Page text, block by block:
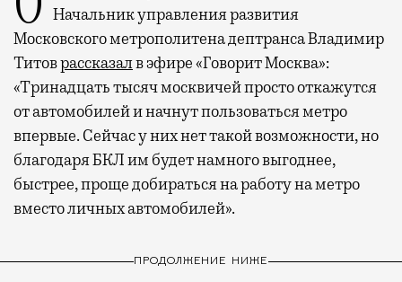
Начальник управления развития
Московского метрополитена дептранса Владимир
Титоврассказалв эфире «Говорит Москва»:
«Тринадцать тысяч москвичей просто откажутся
от автомобилей и начнут пользоваться метро
впервые. Сейчас у них нет такой возможности, но
благодаря БКЛ им будет намного выгоднее,
быстрее, проще добираться на работу на метро
вместо личных автомобилей».
ПРОДОЛЖЕНИЕ НИЖЕ